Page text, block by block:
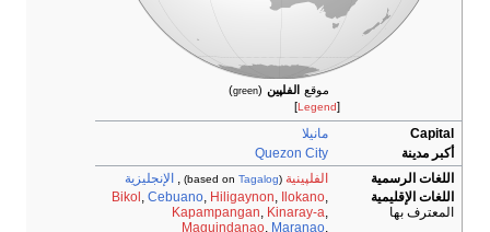
موقع الفلپين (
green
)
[
Legend
]
Capital
مانيلا
أكبر مدينة
Quezon City
اللغات الرسمية
الفلپينية (based on
Tagalog
)
, الإنجليزية
اللغات الإقليمية
المعترف بها
Bikol , Cebuano, Hiligaynon, Ilokano,
Kapampangan, Kinaray-a,
Maguindanao, Maranao,